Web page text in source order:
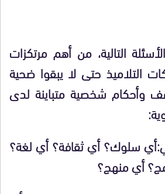
التالية، من أهم مرتكزات
التلاميذ حتى لا يبقوا ضحية
وأحكام شخصية متباينة لدى
سلوك؟ أي ثقافة؟ أي لغة؟
أي منهج؟